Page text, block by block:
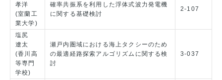
孝洋
(室蘭工
業大学)
確率共振系を利用した浮体式波力発電機
に関する基礎検討
2-107
塩尻
遼太
(香川高
等専門
学校)
瀬戸内圏域における海上タクシーのため
の最適経路探索アルゴリズムに関する検
討
3-037